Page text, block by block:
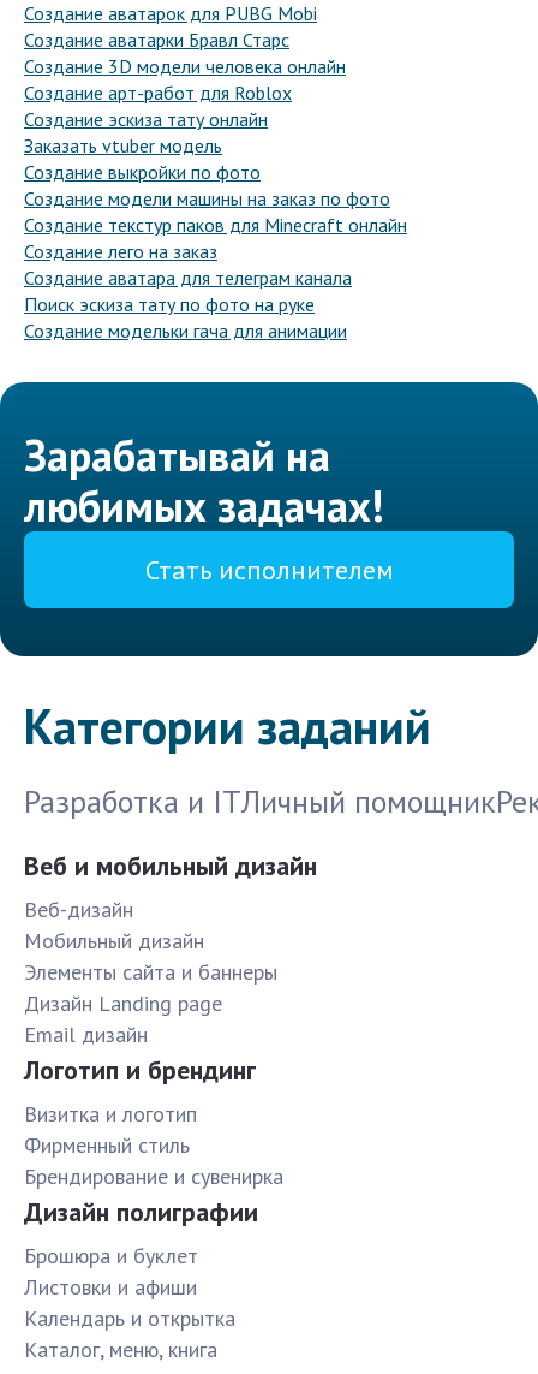
Создание аватарок для PUBG Mobi
Создание аватарки Бравл Старс
Создание 3D модели человека онлайн
Создание арт-работ для Roblox
Создание эскиза тату онлайн
Заказать vtuber модель
Создание выкройки по фото
Создание модели машины на заказ по фото
Создание текстур паков для Minecraft онлайн
Создание лего на заказ
Создание аватара для телеграм канала
Поиск эскиза тату по фото на руке
Создание модельки гача для анимации
Зарабатывай на
любимых задачах!
Стать исполнителем
Категории заданий
Разработка и ITЛичный помощник
Веб и мобильный дизайн
Веб-дизайн
Мобильный дизайн
Элементы сайта и баннеры
Дизайн Landing page
Email дизайн
Логотип и брендинг
Визитка и логотип
Фирменный стиль
Брендирование и сувенирка
Дизайн полиграфии
Брошюра и буклет
Листовки и афиши
Календарь и открытка
Каталог, меню, книга